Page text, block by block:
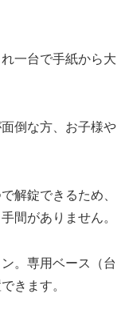
一台で手紙から大
倒な方、お子様や
解錠できるため、
間がありません。
。専用ベース（台
きます。